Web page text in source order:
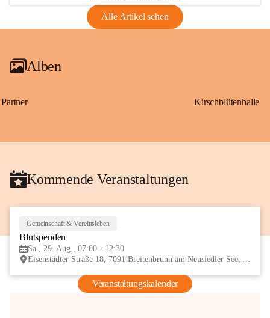
Alle Artikel sehen
Alben
Partner Kirschblütenhalle
Kommende Veranstaltungen
Gemeinschaft & Vereinsleben
Blutspenden
Sa., 29. Aug., 07:00 - 12:30
Eisenstädter Straße 18, 7091 Breitenbrunn am Neusiedler See, AUT
Veranstaltungskalender